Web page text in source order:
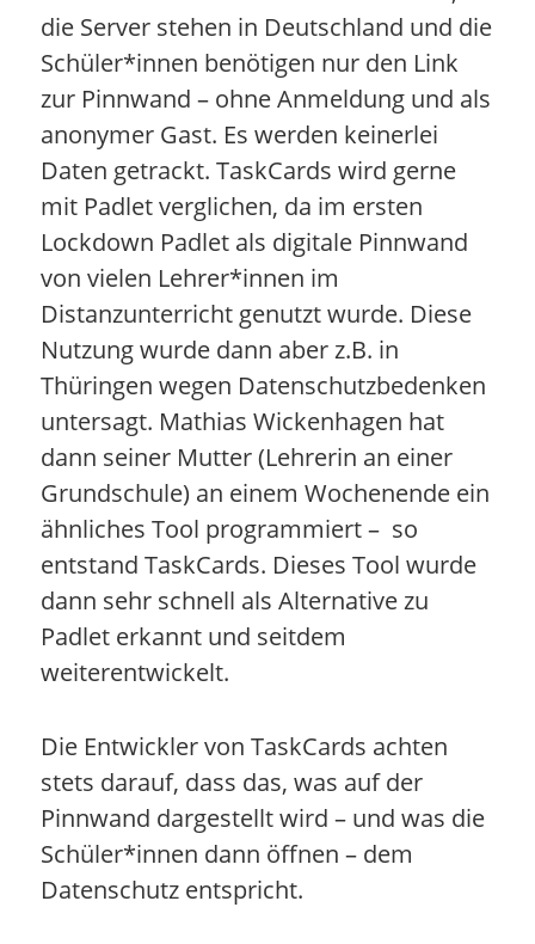
die Server stehen in Deutschland und die
Schüler*innen benötigen nur den Link
zur Pinnwand – ohne Anmeldung und als
anonymer Gast. Es werden keinerlei
Daten getrackt. TaskCards wird gerne
mit Padlet verglichen, da im ersten
Lockdown Padlet als digitale Pinnwand
von vielen Lehrer*innen im
Distanzunterricht genutzt wurde. Diese
Nutzung wurde dann aber z.B. in
Thüringen wegen Datenschutzbedenken
untersagt. Mathias Wickenhagen hat
dann seiner Mutter (Lehrerin an einer
Grundschule) an einem Wochenende ein
ähnliches Tool programmiert – so
entstand TaskCards. Dieses Tool wurde
dann sehr schnell als Alternative zu
Padlet erkannt und seitdem
weiterentwickelt.
Die Entwickler von TaskCards achten
stets darauf, dass das, was auf der
Pinnwand dargestellt wird – und was die
Schüler*innen dann öffnen – dem
Datenschutz entspricht.